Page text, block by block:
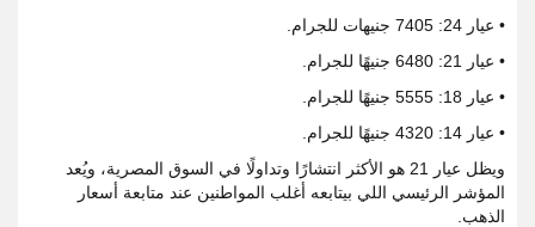
• عيار 24: 7405 جنيهات للجرام.
• عيار 21: 6480 جنيهًا للجرام.
• عيار 18: 5555 جنيهًا للجرام.
• عيار 14: 4320 جنيهًا للجرام.
ويظل عيار 21 هو الأكثر انتشارًا وتداولًا في السوق المصرية، ويُعد
المؤشر الرئيسي اللي بيتابعه أغلب المواطنين عند متابعة أسعار
الذهب.